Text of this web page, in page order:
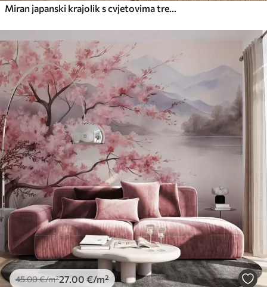
Miran japanski krajolik s cvjetovima trešnje i planinskim jezerom pri izlasku sunca
45.00€/m²27.00 €/m²